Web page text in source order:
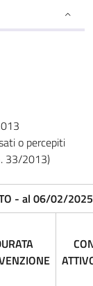
o percepiti
33/2013)
- al 06/02/2025